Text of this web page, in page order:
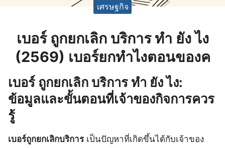
เศรษฐกิจ
เบอร์ ถูกยกเลิก บริการ ทํา ยัง ไง
(2569) เบอร์ยกทําไงตอนของค
เบอร์ ถูกยกเลิก บริการ ทํา ยัง ไง:
ข้อมูลและขั้นตอนที่เจ้าของกิจการควร
รู้
เบอร์ถูกยกเลิกบริการเป็นปัญหาที่เกิดขึ้นได้กับเจ้าของ